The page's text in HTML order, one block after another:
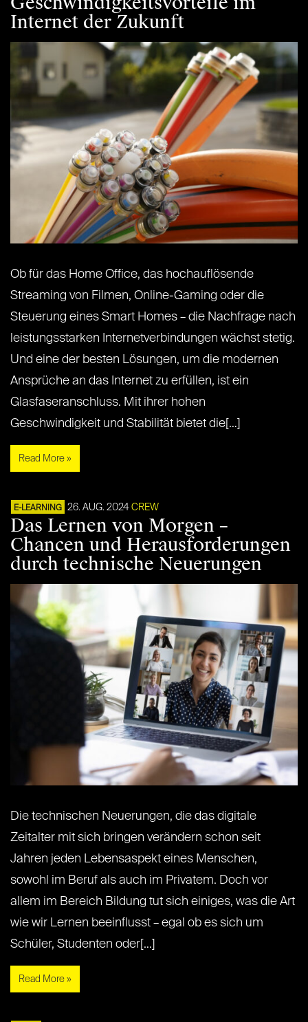
Internet der Zukunft
Ob für das Home Office, das hochauflösende
Streaming von Filmen, Online-Gaming oder die
Steuerung eines Smart Homes – die Nachfrage nach
leistungsstarken Internetverbindungen wächst stetig.
Und eine der besten Lösungen, um die modernen
Ansprüche an das Internet zu erfüllen, ist ein
Glasfaseranschluss. Mit ihrer hohen
Geschwindigkeit und Stabilität bietet die[…]
Read More »
E-LEARNING 26. AUG. 2024 CREW
Das Lernen von Morgen –
Chancen und Herausforderungen
durch technische Neuerungen
Die technischen Neuerungen, die das digitale
Zeitalter mit sich bringen verändern schon seit
Jahren jeden Lebensaspekt eines Menschen,
sowohl im Beruf als auch im Privatem. Doch vor
allem im Bereich Bildung tut sich einiges, was die Art
wie wir Lernen beeinflusst – egal ob es sich um
Schüler, Studenten oder[…]
Read More »